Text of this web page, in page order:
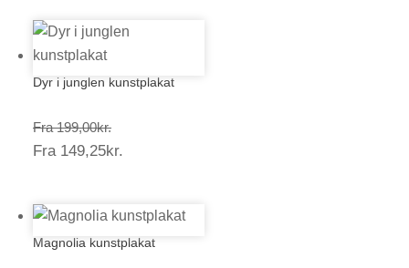
Dyr i junglen kunstplakat
Fra 199,00kr.Prisinterval:
199,00kr.
Fra 149,25kr.
Magnolia kunstplakat